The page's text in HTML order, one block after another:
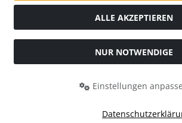
Social Media
RWEV GmbH – Rheinisch Westfälischer
ALLE AKZEPTIEREN
NUR NOTWENDIGE
Einstellungen